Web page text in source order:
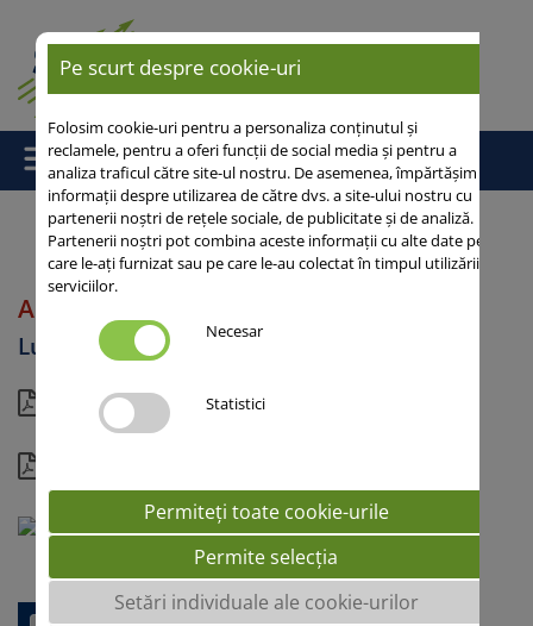
Acasă/ ADORNA
ADORNA
Lucernă
Vedere actuală
Pe scurt despre cookie-uri
Folosim cookie-uri pentru a personaliza conținutul și
reclamele, pentru a oferi funcții de social media și pentru a
analiza traficul către site-ul nostru. De asemenea, împărtășim
informații despre utilizarea de către dvs. a site-ului nostru cu
partenerii noștri de rețele sociale, de publicitate și de analiză.
Partenerii noștri pot combina aceste informații cu alte date pe
care le-ați furnizat sau pe care le-au colectat în timpul utilizării
serviciilor.
Necesar
Statistici
Permiteți toate cookie-urile
Permite selecția
Setări individuale ale cookie-urilor